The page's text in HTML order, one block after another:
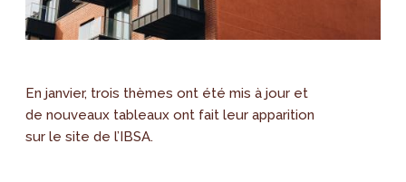
En janvier, trois thèmes ont été mis à jour et
de nouveaux tableaux ont fait leur apparition
sur le site de l’IBSA.